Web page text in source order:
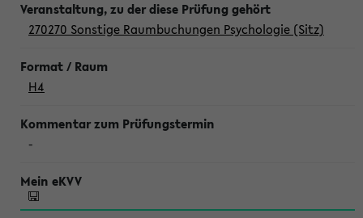
270270 Sonstige Raumbuchungen Psychologie (Sitz)
H4
-